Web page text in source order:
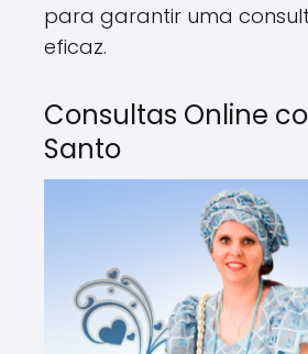
para garantir uma
eficaz.
Consultas Online
Santo